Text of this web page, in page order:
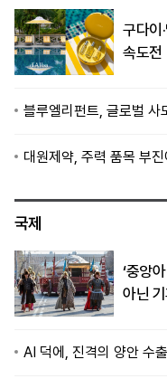
구다이
속도전
블루엘리펀트, 글로벌
대원제약, 주력 품목 부
국제
‘중앙
아닌
AI 덕에, 진격의 양안 수